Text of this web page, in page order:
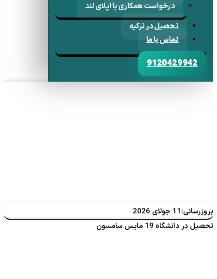
درخواست همکاری با اپلای لند
تحصیل در ترکیه
تماس با ما
9120429942
بروزرسانی:11 جولای 2026
تحصیل در دانشگاه 19 مایس سامسون